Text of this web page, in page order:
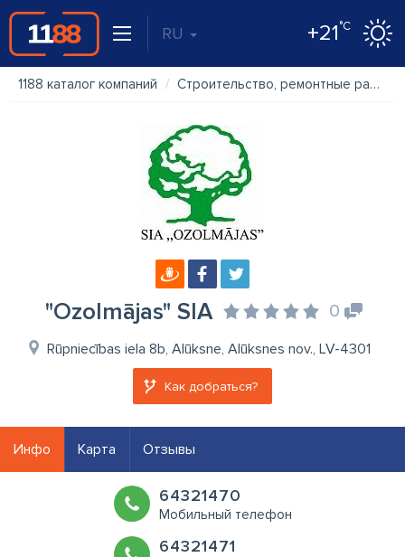
RU +21°C
1188 каталог компаний Строительство, ремонтные работы
"Ozolmājas" SIA 0
Rūpniecības iela 8b, Alūksne, Alūksnes nov., LV-4301
Как добраться?
Инфо Карта Отзывы
64321470
Мобильный телефон
64321471